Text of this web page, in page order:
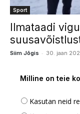
Sport
Ilmataadi
Siim Jõgis - 30. jaan
Milline on teie
Kasutan neid